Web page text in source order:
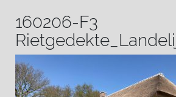
160206-F3